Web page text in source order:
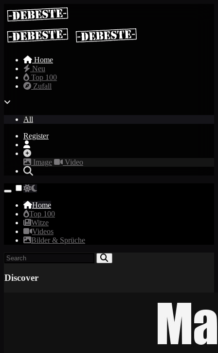
Home
Neu
Top 100
Zufall
All
Register
Image Video
Home
Top 100
Witze
Videos
Bilder & Sprüche
Discover